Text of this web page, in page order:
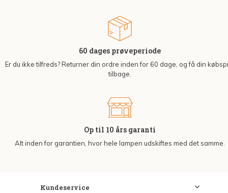
60 dages prøveperiode
Er du ikke tilfreds? Returner din ordre inden for 60 dage, og få din
tilbage.
Op til 10 års garanti
Alt inden for garantien, hvor hele lampen udskiftes med det samme.
Kundeservice